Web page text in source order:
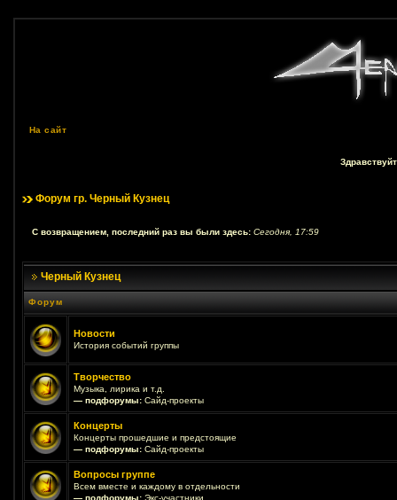
На сайт
Форум гр. Черный Кузнец
С возвращением, последний раз вы были здесь: Сегодня, 17:59
Черный Кузнец
Форум
Новости
История событий группы
Творчество
Музыка, лирика и т.д.
— подфорумы: Сайд-проекты
Концерты
Концерты прошедшие и предстоящие
— подфорумы: Сайд-проекты
Вопросы группе
Всем вместе и каждому в отдельности
— подфорумы: Экс-участники